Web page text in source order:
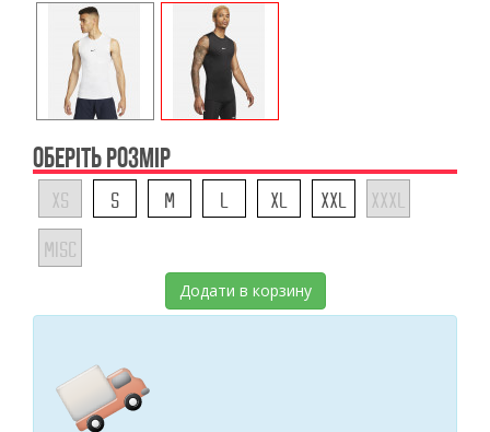
ОБЕРІТЬ РОЗМІР
XS S M L XL XXL XXXL
MISC
Додати в корзину